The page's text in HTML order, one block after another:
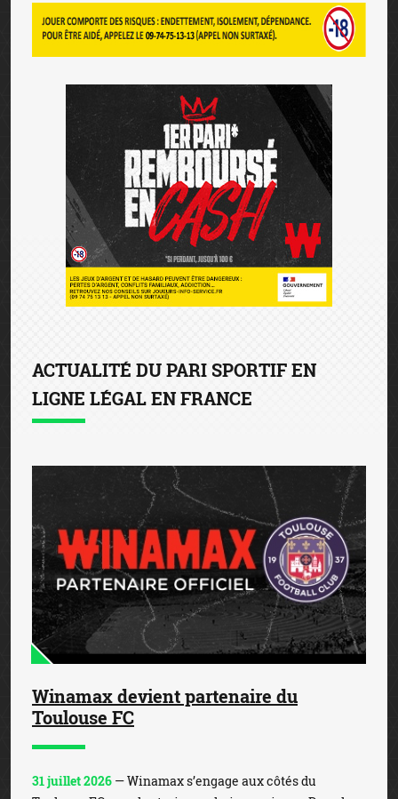
ACTUALITÉ DU PARI SPORTIF EN
LIGNE LÉGAL EN FRANCE
Winamax devient partenaire du
Toulouse FC
31 juillet 2026 — Winamax s’engage aux côtés du